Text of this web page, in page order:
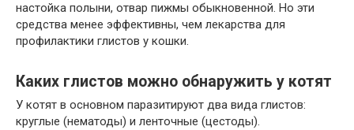
настойка полыни, отвар пижмы обыкновенной. Но эти
средства менее эффективны, чем лекарства для
профилактики глистов у кошки.
Каких глистов можно обнаружить у котят
У котят в основном паразитируют два вида глистов:
круглые (нематоды) и ленточные (цестоды).